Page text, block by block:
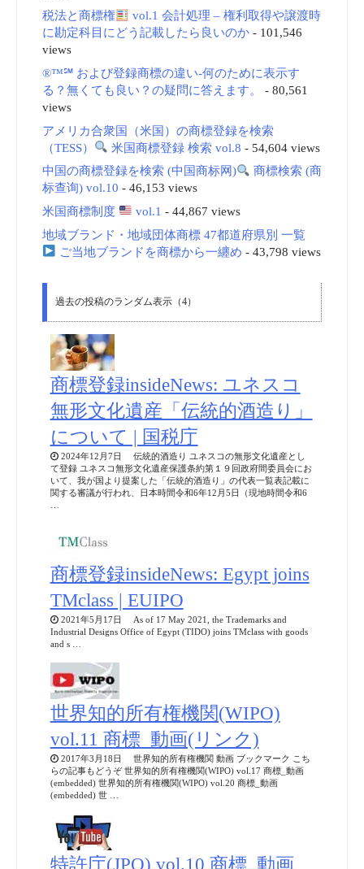
税法と商標権
vol.1 会計処理 – 権利取得や譲渡時
に勘定科目にどう記載したら良いのか- 101,546
views
®™℠ および登録商標の違い-何のために表示す
る？無くても良い？の疑問に答えます。
- 80,561
views
アメリカ合衆国（米国）の商標登録を検索
（TESS）
米国商標登録 検索 vol.8 - 54,604 views
中国の商標登録を検索 (中国商标网)
商標検索 (商
标查询) vol.10 - 46,153 views
米国商標制度
vol.1 - 44,867 views
地域ブランド・地域団体商標 47都道府県別 一覧
ご当地ブランドを商標から一纏め - 43,798 views
過去の投稿のランダム表示（4）
商標登録insideNews: ユネスコ
無形文化遺産「伝統的酒造り」
について | 国税庁
2024年12月7日 伝統的酒造り ユネスコの無形文化遺産とし
て登録 ユネスコ無形文化遺産保護条約第１９回政府間委員会にお
いて、我が国より提案した「伝統的酒造り」の代表一覧表記載に
関する審議が行われ、日本時間令和6年12月5日（現地時間令和6
商標登録insideNews: Egypt joins
TMclass | EUIPO
2021年5月17日 As of 17 May 2021, the Trademarks and
Industrial Designs Office of Egypt (TIDO) joins TMclass with goods
and s …
世界知的所有権機関(WIPO)
vol.11 商標_動画(リンク)
2017年3月18日 世界知的所有権機関 動画 ブックマーク こち
らの記事もどうぞ 世界知的所有権機関(WIPO) vol.17 商標_動画
(embedded) 世界知的所有権機関(WIPO) vol.20 商標_動画
(embedded) 世 …
特許庁(JPO) vol.10 商標_動画